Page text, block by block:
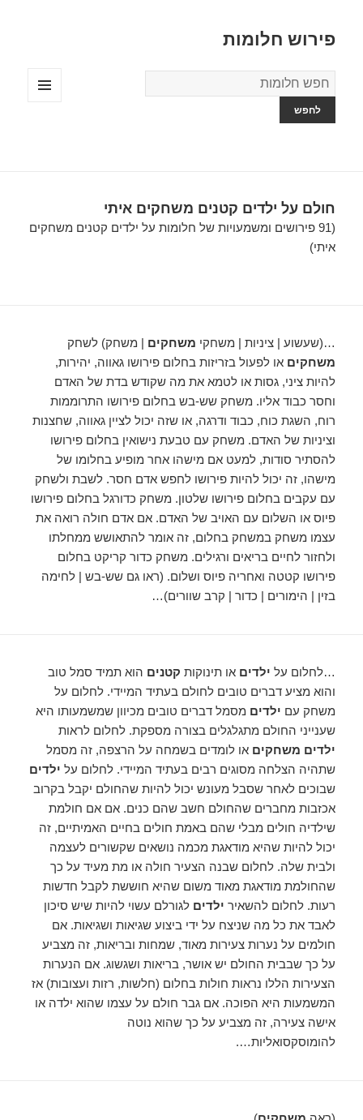
פירוש חלומות
מילון
החלומות
חולם על ילדים קטנים משחקים איתי
(91 פירושים ומשמעויות של חלומות על ילדים קטנים משחקים
איתי)
…(שעשוע | ציניות | משחקי משחקים | משחק) לשחק
משחקים או לפעול בזריזות בחלום פירושו גאווה, יהירות,
להיות ציני, גסות או לטמא את מה שקודש בדת של האדם
וחסר כבוד אליו. משחק שש-בש בחלום פירושו התרוממות
רוח, השגת כוח, כבוד ודרגה, או שזה יכול לציין גאווה, שחצנות
וציניות של האדם. משחק עם טבעת נישואין בחלום פירושו
להסתיר סודות, למעט אם מישהו אחר מופיע בחלומו של
מישהו, זה יכול להיות פירושו לחפש אדם חסר. לשבת ולשחק
עם עקבים בחלום פירושו שלטון. משחק כדורגל בחלום פירושו
פיוס או השלום עם האויב של האדם. אם אדם חולה רואה את
עצמו משחק במשחק בחלום, זה אומר להתאושש ממחלתו
ולחזור לחיים בריאים ורגילים. משחק כדור קריקט בחלום
פירושו קטטה ואחריה פיוס ושלום. (ראו גם שש-בש | לחימה
בזין | הימורים | כדור | קרב שוורים)…
…לחלום על ילדים או תינוקות קטנים הוא תמיד סמל טוב
והוא מציע דברים טובים לחולם בעתיד המיידי. לחלום על
משחק עם ילדים מסמל דברים טובים מכיוון שמשמעותו היא
שענייני החולם מתגלגלים בצורה מספקת. לחלום לראות
ילדים משחקים או לומדים בשמחה על הרצפה, זה מסמל
שתהיה הצלחה מסוגים רבים בעתיד המיידי. לחלום על ילדים
שבוכים לאחר שסבל מעונש יכול להיות שהחולם יקבל בקרוב
אכזבות מחברים שהחולם חשב שהם כנים. אם אם חולמת
שילדיה חולים מבלי שהם באמת חולים בחיים האמיתיים, זה
יכול להיות שהיא מודאגת מכמה נושאים שקשורים לעצמה
ולבית שלה. לחלום שבנה הצעיר חולה או מת מעיד על כך
שהחולמת מודאגת מאוד משום שהיא חוששת לקבל חדשות
רעות. לחלום להשאיר ילדים לגורלם עשוי להיות שיש סיכון
לאבד את כל מה שניצח על ידי ביצוע שגיאות ושגיאות. אם
חולמים על נערות צעירות מאוד, שמחות ובריאות, זה מצביע
על כך שבבית החולם יש אושר, בריאות ושגשוג. אם הנערות
הצעירות הללו נראות חולות בחלום (חלשות, רזות ועצובות) אז
המשמעות היא הפוכה. אם גבר חולם על עצמו שהוא ילדה או
אישה צעירה, זה מצביע על כך שהוא נוטה
להומוסקסואליות….